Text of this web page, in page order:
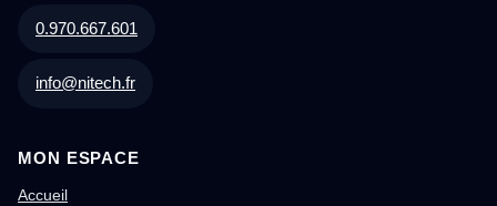
0.970.667.601
info@nitech.fr
MON ESPACE
Accueil